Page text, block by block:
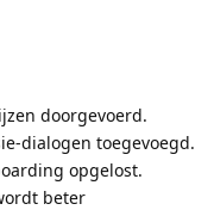
doorgevoerd.
dialogen toegevoegd.
opgelost.
beter